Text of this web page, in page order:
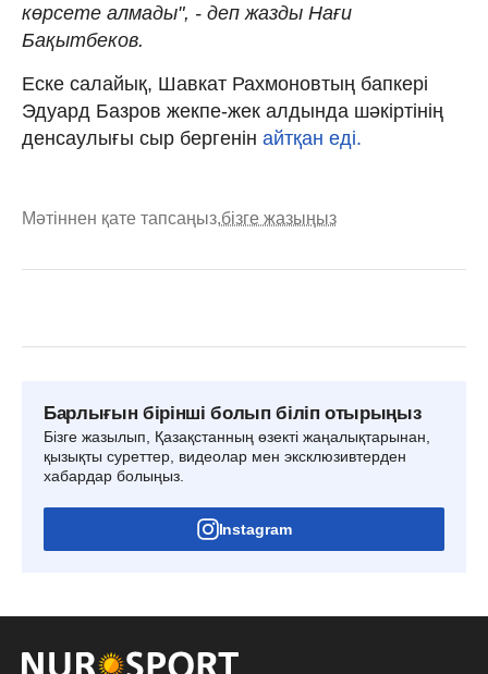
көрсете алмады", - деп жазды Нағи
Бақытбеков.
Еске салайық, Шавкат Рахмоновтың бапкері
Эдуард Базров жекпе-жек алдында шәкіртінің
денсаулығы сыр бергенін айтқан еді.
Мәтіннен қате тапсаңыз,бізге жазыңыз
Барлығын бірінші болып біліп отырыңыз
Бізге жазылып, Қазақстанның өзекті жаңалықтарынан,
қызықты суреттер, видеолар мен эксклюзивтерден
хабардар болыңыз.
Instagram